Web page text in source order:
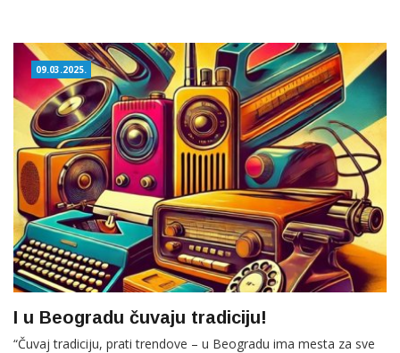
09.03.2025.
I u Beogradu čuvaju tradiciju!
“Čuvaj tradiciju, prati trendove – u Beogradu ima mesta za sve